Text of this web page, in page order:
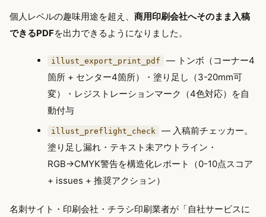
個人レベルの趣味用途を超え、 商用印刷会社へそのまま入稿
できるPDFを出力できるようになりました。
illust_export_print_pdf
— トンボ（コーナー4
箇所 + センター4箇所）・塗り足し（3-20mm可
変）・レジストレーションマーク（4色対応）を自
動付与
illust_preflight_check
— 入稿前チェッカー。
塗り足し漏れ・テキスト未アウトライン・
RGB→CMYK警告を構造化レポート（0-10点スコア
+ issues + 推奨アクション）
名刺サイト・印刷会社・チラシ印刷業者が「自社サービスに